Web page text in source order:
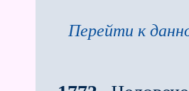
Перейти к